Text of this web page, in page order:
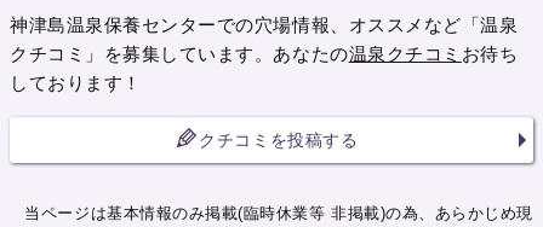
神津島温泉保養センターでの穴場情報、オススメなど「温泉
クチコミ」を募集しています。あなたの温泉クチコミ お待ち
しております！
クチコミを投稿する
当ページは基本情報のみ掲載(臨時休業等 非掲載)の為、あらかじめ現